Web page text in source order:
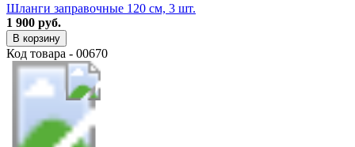
Шланги заправочные 120 см, 3 шт.
1 900 руб.
В корзину
Код товара - 00670